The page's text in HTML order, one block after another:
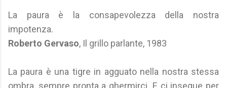
La paura è la consapevolezza della nostra
impotenza.
Roberto Gervaso, Il grillo parlante, 1983
La paura è una tigre in agguato nella nostra stessa
ombra, sempre pronta a ghermirci. E ci insegue per